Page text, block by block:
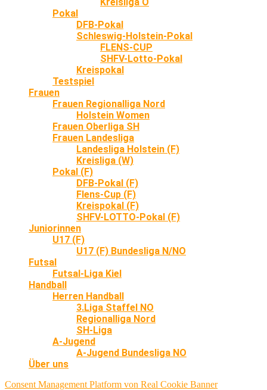
Pokal
DFB-Pokal
Schleswig-Holstein-Pokal
FLENS-CUP
SHFV-Lotto-Pokal
Kreispokal
Testspiel
Frauen
Frauen Regionalliga Nord
Holstein Women
Frauen Oberliga SH
Frauen Landesliga
Landesliga Holstein (F)
Kreisliga (W)
Pokal (F)
DFB-Pokal (F)
Flens-Cup (F)
Kreispokal (F)
SHFV-LOTTO-Pokal (F)
Juniorinnen
U17 (F)
U17 (F) Bundesliga N/NO
Futsal
Futsal-Liga Kiel
Handball
Herren Handball
3.Liga Staffel NO
Regionalliga Nord
SH-Liga
A-Jugend
A-Jugend Bundesliga NO
Über uns
Consent Management Platform von Real Cookie Banner